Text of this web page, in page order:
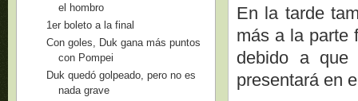
En la tarde
más a la parte
debido a
presentará en
el hombro
1er boleto a la final
Con goles, Duk gana más puntos
con Pompei
Duk quedó golpeado, pero no es
nada grave